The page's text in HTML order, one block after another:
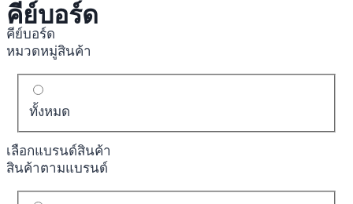
คีย์บอร์ด
คีย์บอร์ด
หมวดหมู่สินค้า
ทั้งหมด
เลือกแบรนด์สินค้า
สินค้าตามแบรนด์